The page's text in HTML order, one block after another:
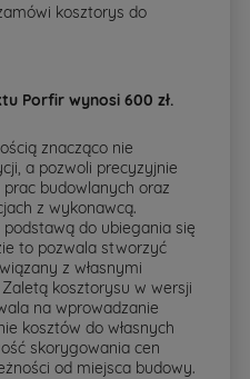
kosztorys do
Porfir wynosi 600 zł.
znacząco nie
a pozwoli precyzyjnie
budowlanych oraz
z wykonawcą.
do ubiegania się
to pozwala stworzyć
z własnymi
kosztorysu w wersji
na wprowadzanie
kosztów do własnych
skorygowania cen
od miejsca budowy.